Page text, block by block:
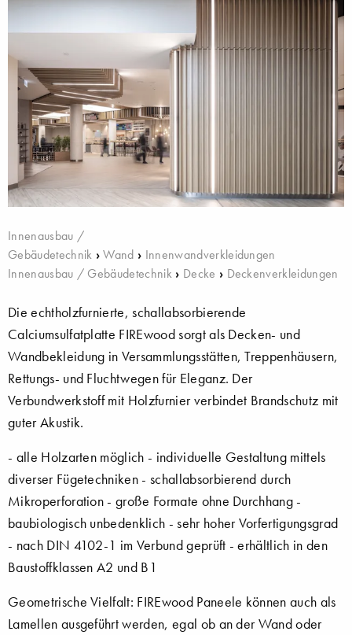
Innenausbau /
Gebäudetechnik ›Wand › Innenwandverkleidungen
Innenausbau / Gebäudetechnik › Decke › Deckenverkleidungen
Die echtholzfurnierte, schallabsorbierende
Calciumsulfatplatte FIREwood sorgt als Decken- und
Wandbekleidung in Versammlungsstätten, Treppenhäusern,
Rettungs- und Fluchtwegen für Eleganz. Der
Verbundwerkstoff mit Holzfurnier verbindet Brandschutz mit
guter Akustik.
- alle Holzarten möglich - individuelle Gestaltung mittels
diverser Fügetechniken - schallabsorbierend durch
Mikroperforation - große Formate ohne Durchhang -
baubiologisch unbedenklich - sehr hoher Vorfertigungsgrad
- nach DIN 4102-1 im Verbund geprüft - erhältlich in den
Baustoffklassen A2 und B1
Geometrische Vielfalt: FIREwood Paneele können auch als
Lamellen ausgeführt werden, egal ob an der Wand oder